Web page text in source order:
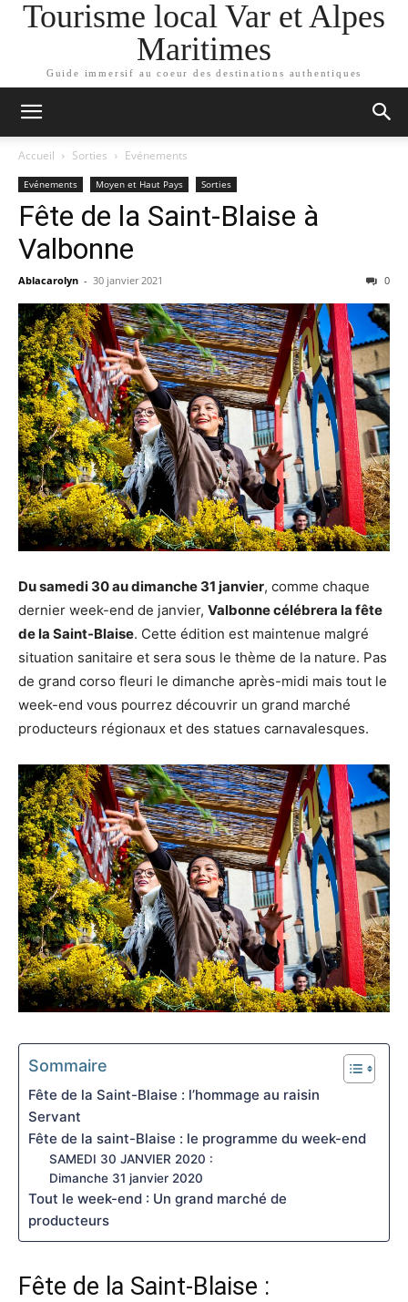
Tourisme local Var et Alpes
Maritimes
Guide immersif au coeur des destinations authentiques
Accueil Sorties Evénements
Evénements Moyen et Haut Pays Sorties
Fête de la Saint-Blaise à
Valbonne
Ablacarolyn - 30 janvier 2021 0
Du samedi 30 au dimanche 31 janvier, comme chaque
dernier week-end de janvier, Valbonne célébrera la fête
de la Saint-Blaise. Cette édition est maintenue malgré
situation sanitaire et sera sous le thème de la nature. Pas
de grand corso fleuri le dimanche après-midi mais tout le
week-end vous pourrez découvrir un grand marché
producteurs régionaux et des statues carnavalesques.
Sommaire
Fête de la Saint-Blaise : l’hommage au raisin
Servant
Fête de la saint-Blaise : le programme du week-end
SAMEDI 30 JANVIER 2020 :
Dimanche 31 janvier 2020
Tout le week-end : Un grand marché de
producteurs
Fête de la Saint-Blaise :